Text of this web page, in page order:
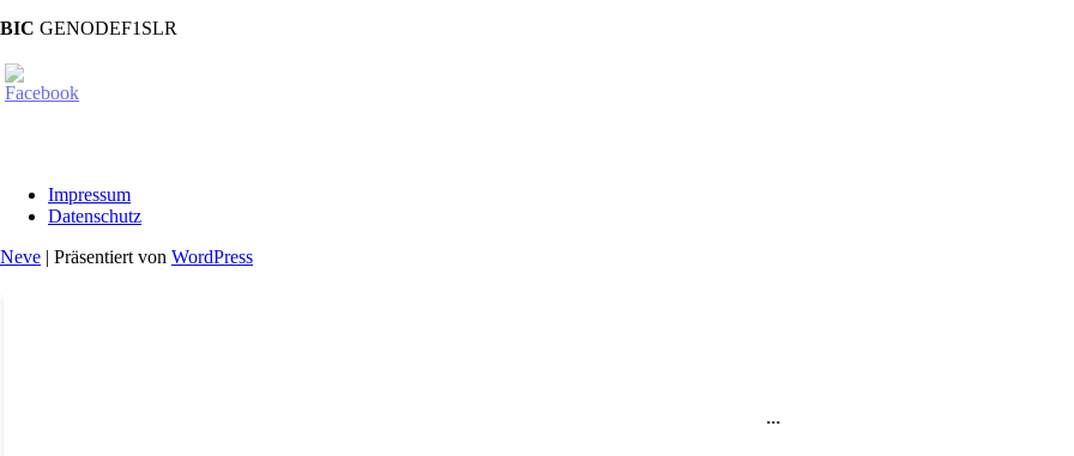
BIC GENODEF1SLR
Impressum
Datenschutz
Neve | Präsentiert von WordPress